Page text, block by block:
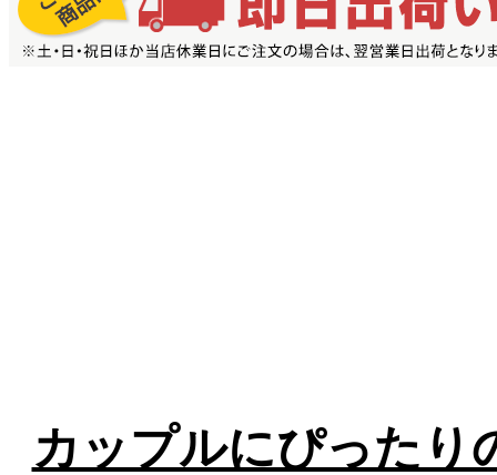
カップルにぴったり